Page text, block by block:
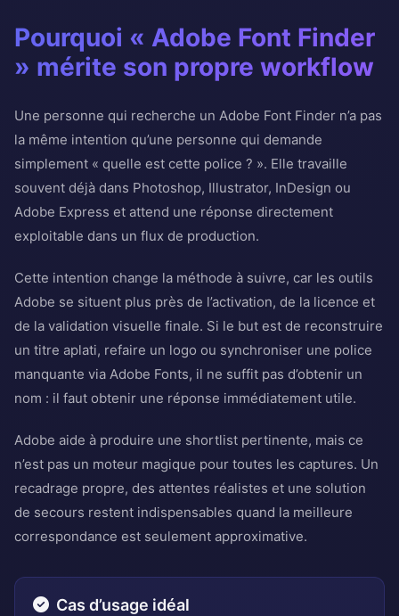
Pourquoi « Adobe Font Finder
» mérite son propre workflow
Une personne qui recherche un Adobe Font Finder n’a pas
la même intention qu’une personne qui demande
simplement « quelle est cette police ? ». Elle travaille
souvent déjà dans Photoshop, Illustrator, InDesign ou
Adobe Express et attend une réponse directement
exploitable dans un flux de production.
Cette intention change la méthode à suivre, car les outils
Adobe se situent plus près de l’activation, de la licence et
de la validation visuelle finale. Si le but est de reconstruire
un titre aplati, refaire un logo ou synchroniser une police
manquante via Adobe Fonts, il ne suffit pas d’obtenir un
nom : il faut obtenir une réponse immédiatement utile.
Adobe aide à produire une shortlist pertinente, mais ce
n’est pas un moteur magique pour toutes les captures. Un
recadrage propre, des attentes réalistes et une solution
de secours restent indispensables quand la meilleure
correspondance est seulement approximative.
Cas d’usage idéal